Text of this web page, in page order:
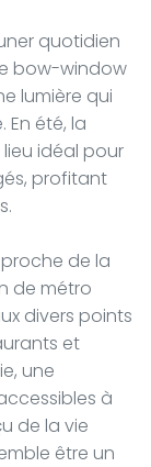
quotidien
bow-window
lumière qui
En été, la
idéal pour
profitant
de la
de métro
divers points
et
une
à
de la vie
être un